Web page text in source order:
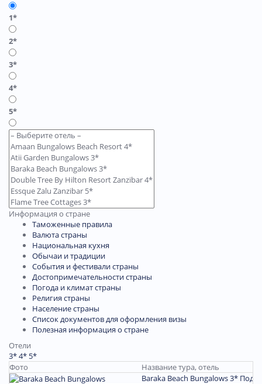
1*
2*
3*
4*
5*
Информация о стране
Таможенные правила
Валюта страны
Национальная кухня
Обычаи и традиции
События и фестивали страны
Достопримечательности страны
Погода и климат страны
Религия страны
Население страны
Список документов для оформления визы
Полезная информация о стране
Отели
3*4* 5*
Фото
Название тура, отель
Baraka Beach Bungalows 3*